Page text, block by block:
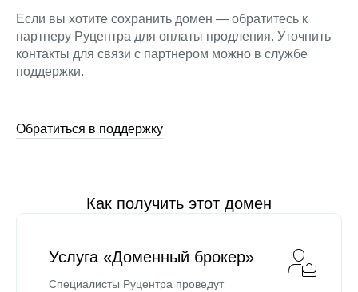
Если вы хотите сохранить домен — обратитесь к
партнеру Руцентра для оплаты продления. Уточнить
контакты для связи с партнером можно в службе
поддержки.
Обратиться в поддержку
Как получить этот домен
Услуга «Доменный брокер»
Специалисты Руцентра проведут